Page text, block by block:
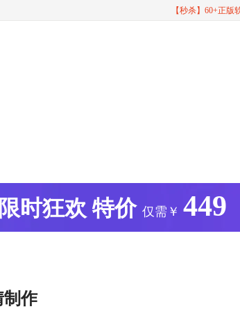
【秒杀】60+正版
限时狂欢 特价 仅需￥ 449
作